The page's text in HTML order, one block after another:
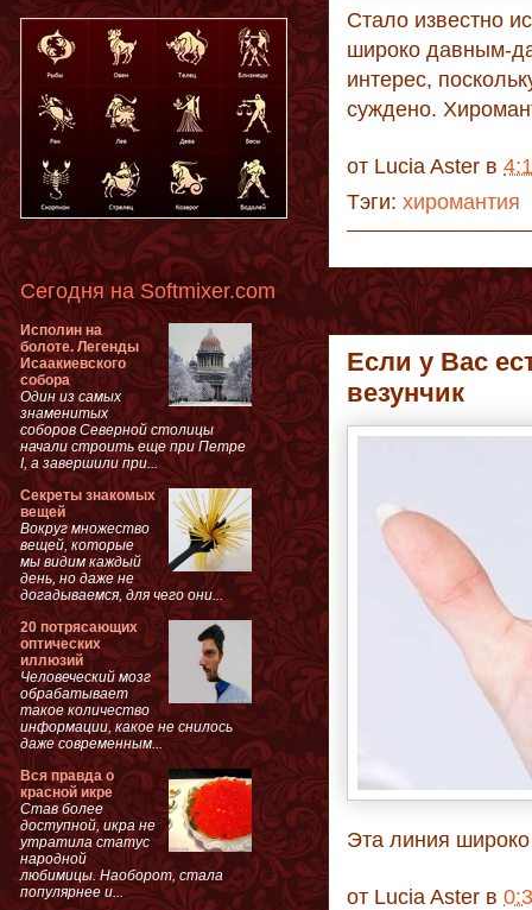
Стало известно
широко давным-
интерес,
суждено.
от Lucia Aster в
Тэги: хиромантия
Если у Вас
везунчик
Эта линия
от Lucia Aster в
Сегодня на Softmixer.com
Исполин на
болоте. Легенды
Исаакиевского
собора
Один из самых
знаменитых
соборов Северной столицы
начали строить еще при Петре
I, а завершили при...
Секреты знакомых
вещей
Вокруг множество
вещей, которые
мы видим каждый
день, но даже не
догадываемся, для чего они...
20 потрясающих
оптических
иллюзий
Человеческий мозг
обрабатывает
такое количество
информации, какое не снилось
даже современным...
Вся правда о
красной икре
Став более
доступной, икра не
утратила статус
народной
любимицы. Наоборот, стала
популярнее и...